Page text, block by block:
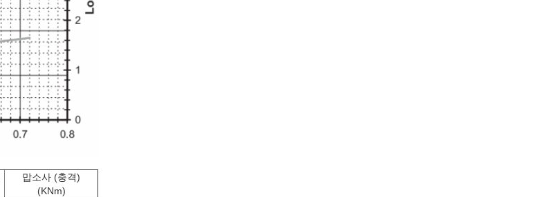
맙소사 (충격)
(KNm)